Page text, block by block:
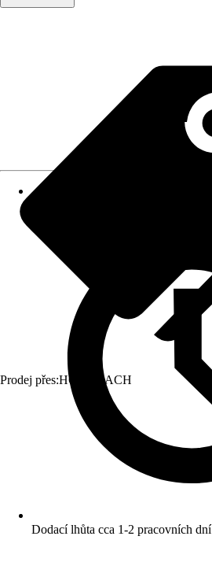
Prodej přes:HORNBACH
Dodací lhůta cca 1-2 pracovních dní